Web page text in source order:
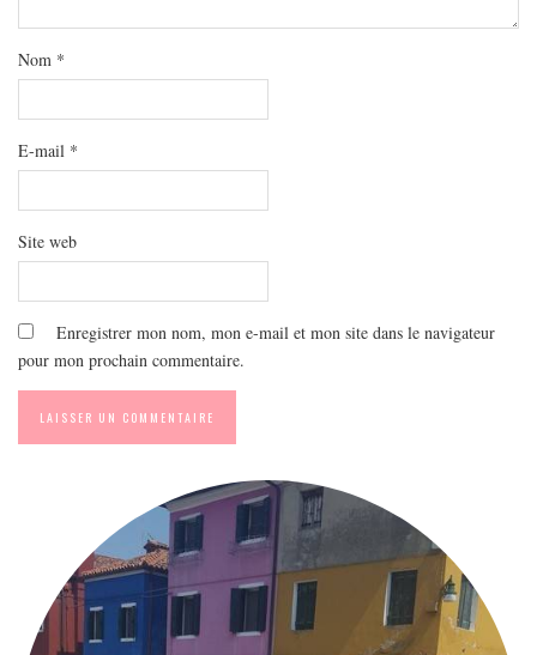
Nom *
E-mail *
Site web
Enregistrer mon nom, mon e-mail et mon site dans le navigateur
pour mon prochain commentaire.